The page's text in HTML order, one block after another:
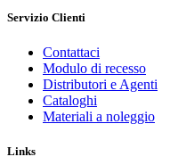
Servizio Clienti
Contattaci
Modulo di recesso
Distributori e Agenti
Cataloghi
Materiali a noleggio
Links